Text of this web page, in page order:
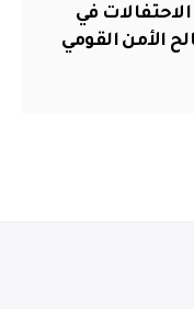
في
الأمن القومي